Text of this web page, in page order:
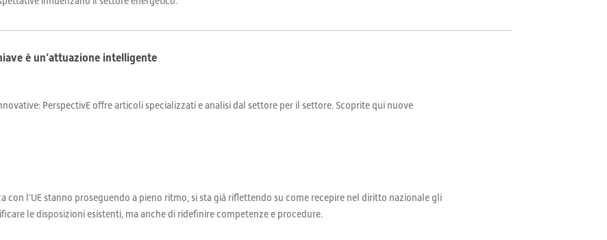
è un’attuazione intelligente
PerspectivE offre articoli specializzati e analisi dal settore per il settore. Scoprite qui nuove
con l’UE stanno proseguendo a pieno ritmo, si sta già riflettendo su come recepire nel diritto nazionale gli
le disposizioni esistenti, ma anche di ridefinire competenze e procedure.